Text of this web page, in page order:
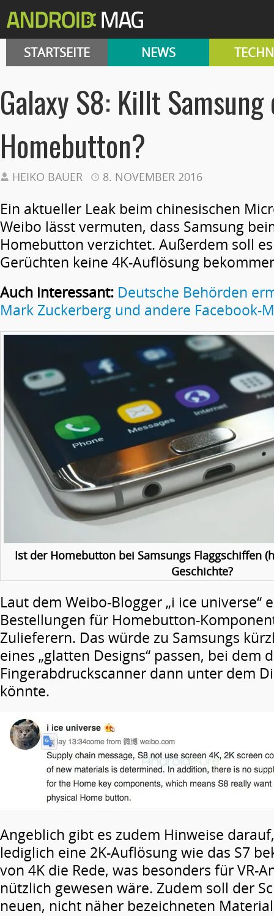
STARTSEITE NEWS
Galaxy S8: Killt Samsung
Homebutton?
HEIKO BAUER 8. NOVEMBER 2016
Ein aktueller Leak beim chinesischen
Weibo lässt vermuten, dass Samsung
Homebutton verzichtet. Außerdem soll
Gerüchten keine 4K-Auflösung
Auch interessant: Deutsche Behörden
Mark Zuckerberg und andere Facebook-
Ist der Homebutton bei Samsungs Flaggschiffen
Geschichte?
Laut dem Weibo-Blogger „i ice universe“
Bestellungen für Homebutton-
Zulieferern. Das würde zu Samsungs
eines „glatten Designs“ passen, bei dem
Fingerabdruckscanner dann unter dem
könnte.
Angeblich gibt es zudem Hinweise
lediglich eine 2K-Auflösung wie das S7
von 4K die Rede, was besonders für VR-
nützlich gewesen wäre. Zudem soll der
neuen, nicht näher bezeichneten